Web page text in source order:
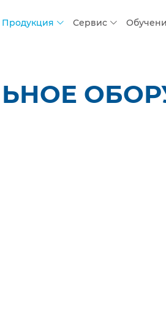
Продукция Сервис